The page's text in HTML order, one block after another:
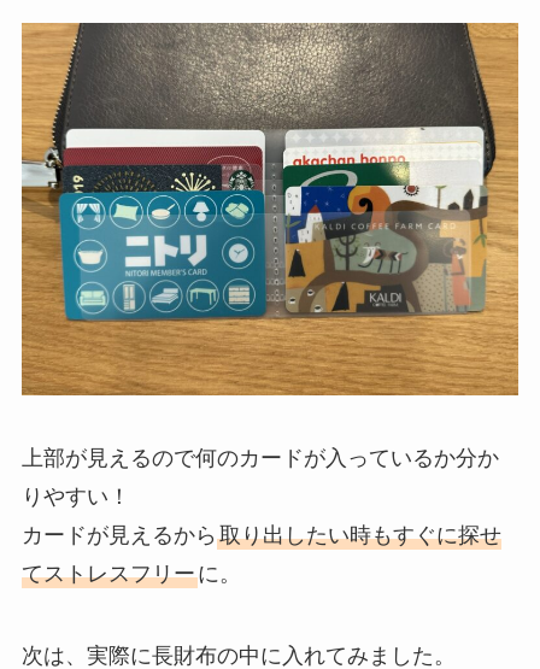
上部が見えるので何のカードが入っているか分か
りやすい！
カードが見えるから 取り出したい時もすぐに探せ
てストレスフリーに。
次は、実際に長財布の中に入れてみました。